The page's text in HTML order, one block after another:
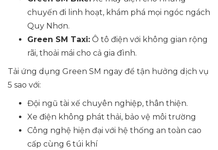
chuyến đi linh hoạt, khám phá mọi ngóc ngách
Quy Nhơn.
Green SM Taxi: Ô tô điện với không gian rộng
rãi, thoải mái cho cả gia đình.
Tải ứng dụng Green SM ngay để tận hưởng dịch vụ
5 sao với:
Đội ngũ tài xế chuyên nghiệp, thân thiện.
Xe điện không phát thải, bảo vệ môi trường
Công nghệ hiện đại với hệ thống an toàn cao
cấp cùng 6 túi khí